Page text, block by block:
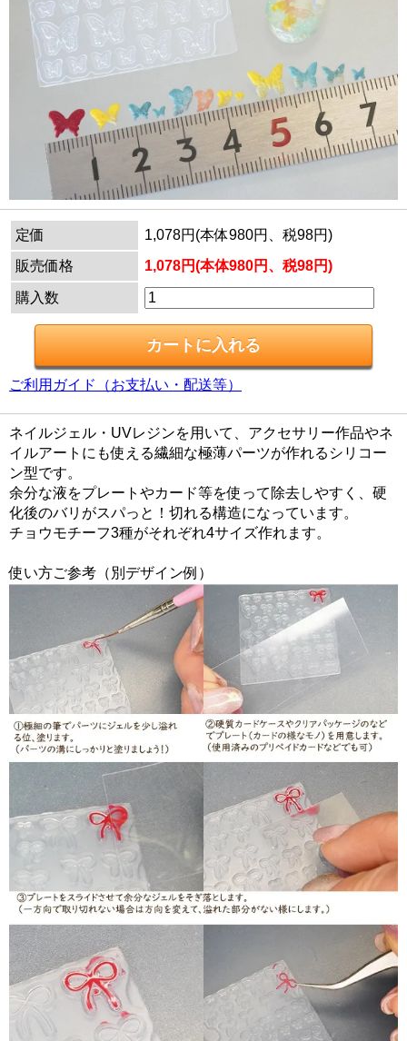
定価
1,078円(本体980円、税98円)
販売価格
1,078円(本体980円、税98円)
購入数
ご利用ガイド（お支払い・配送等）
ネイルジェル・UVレジンを用いて、アクセサリー作品やネ
イルアートにも使える繊細な極薄パーツが作れるシリコー
ン型です。
余分な液をプレートやカード等を使って除去しやすく、硬
化後のバリがスパっと！切れる構造になっています。
チョウモチーフ3種がそれぞれ4サイズ作れます。
使い方ご参考（別デザイン例）